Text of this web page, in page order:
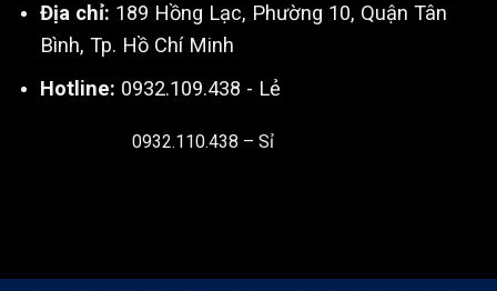
Địa chỉ: 189 Hồng Lạc, Phường 10, Quận Tân
Bình, Tp. Hồ Chí Minh
Hotline: 0932.109.438 - Lẻ
0932.110.438 – Sỉ